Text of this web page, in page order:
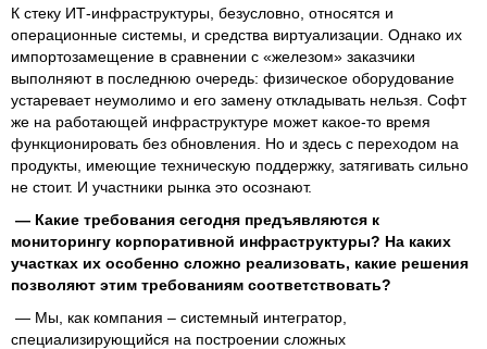
К стеку ИТ-инфраструктуры, безусловно, относятся и
операционные системы, и средства виртуализации. Однако их
импортозамещение в сравнении с «железом» заказчики
выполняют в последнюю очередь: физическое оборудование
устаревает неумолимо и его замену откладывать нельзя. Софт
же на работающей инфраструктуре может какое-то время
функционировать без обновления. Но и здесь с переходом на
продукты, имеющие техническую поддержку, затягивать сильно
не стоит. И участники рынка это осознают.
— Какие требования сегодня предъявляются к
мониторингу корпоративной инфраструктуры? На каких
участках их особенно сложно реализовать, какие решения
позволяют этим требованиям соответствовать?
— Мы, как компания – системный интегратор,
специализирующийся на построении сложных